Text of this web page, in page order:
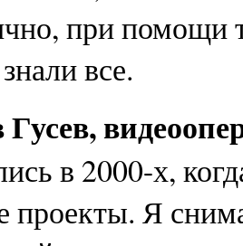
при помощи
все.
в 2000-х,
проекты. Я